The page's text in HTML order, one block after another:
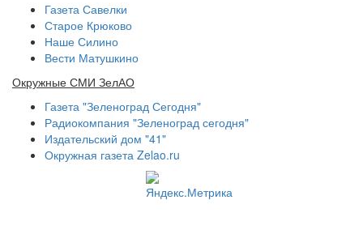
Газета Савелки
Старое Крюково
Наше Силино
Вести Матушкино
Окружные СМИ ЗелАО
Газета "Зеленоград Сегодня"
Радиокомпания "Зеленоград сегодня"
Издательский дом "41"
Окружная газета Zelao.ru